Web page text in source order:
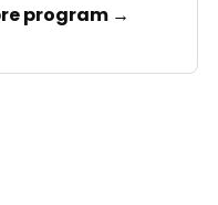
program →